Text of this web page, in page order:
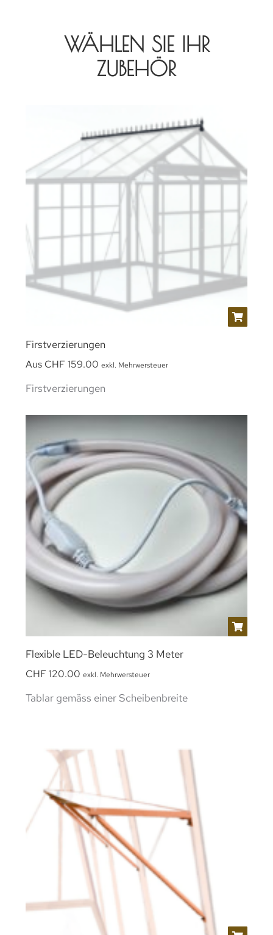
WÄHLEN SIE IHR
ZUBEHÖR
Firstverzierungen
Aus CHF 159.00 exkl. Mehrwersteuer
Firstverzierungen
Flexible LED-Beleuchtung 3 Meter
CHF 120.00 exkl. Mehrwersteuer
Tablar gemäss einer Scheibenbreite